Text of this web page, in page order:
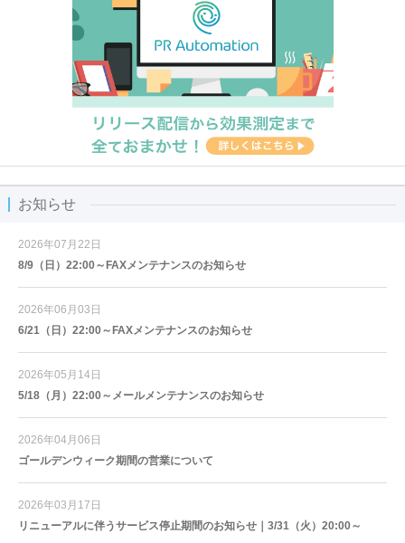
お知らせ
2026年07月22日
8/9（日）22:00～FAXメンテナンスのお知らせ
2026年06月03日
6/21（日）22:00～FAXメンテナンスのお知らせ
2026年05月14日
5/18（月）22:00～メールメンテナンスのお知らせ
2026年04月06日
ゴールデンウィーク期間の営業について
2026年03月17日
リニューアルに伴うサービス停止期間のお知らせ｜3/31（火）20:00～